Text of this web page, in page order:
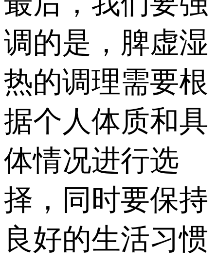
调的是，脾虚湿
热的调理需要根
据个人体质和具
体情况进行选
择，同时要保持
良好的生活习惯